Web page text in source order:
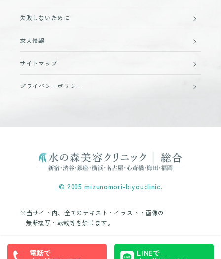
失敗しないために
求人情報
サイトマップ
プライバシーポリシー
© 2005 mizunomori-biyouclinic.
※当サイト内、全てのテキスト・イラスト・画像の
無断複写・転載等を禁じます。
電話で
LINEで